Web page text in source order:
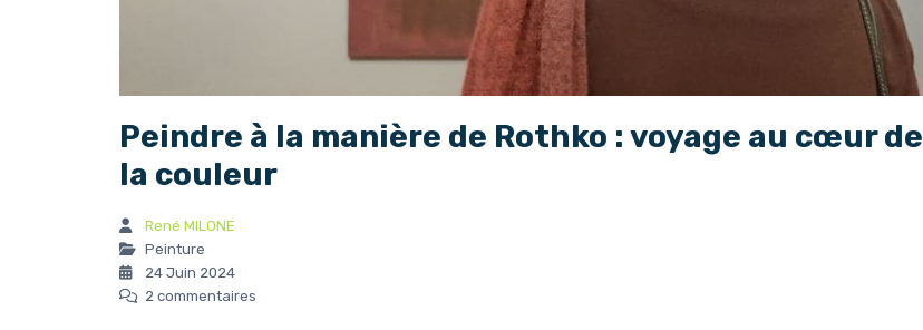
Peindre à la manière de Rothko : voyage au cœur de
la couleur
René MILONE
Peinture
24 Juin 2024
2 commentaires